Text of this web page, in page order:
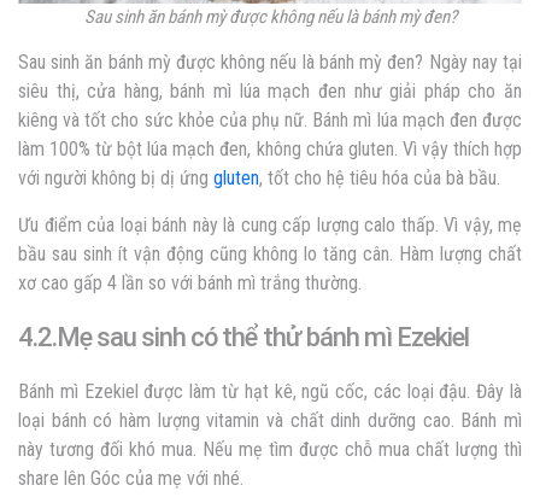
Sau sinh ăn bánh mỳ được không nếu là bánh mỳ đen?
Sau sinh ăn bánh mỳ được không nếu là bánh mỳ đen? Ngày nay tại
siêu thị, cửa hàng, bánh mì lúa mạch đen như giải pháp cho ăn
kiêng và tốt cho sức khỏe của phụ nữ. Bánh mì lúa mạch đen được
làm 100% từ bột lúa mạch đen, không chứa gluten. Vì vậy thích hợp
với người không bị dị ứng gluten, tốt cho hệ tiêu hóa của bà bầu.
Ưu điểm của loại bánh này là cung cấp lượng calo thấp. Vì vậy, mẹ
bầu sau sinh ít vận động cũng không lo tăng cân. Hàm lượng chất
xơ cao gấp 4 lần so với bánh mì trắng thường.
4.2.Mẹ sau sinh có thể thử bánh mì Ezekiel
Bánh mì Ezekiel được làm từ hạt kê, ngũ cốc, các loại đậu. Đây là
loại bánh có hàm lượng vitamin và chất dinh dưỡng cao. Bánh mì
này tương đối khó mua. Nếu mẹ tìm được chỗ mua chất lượng thì
share lên Góc của mẹ với nhé.